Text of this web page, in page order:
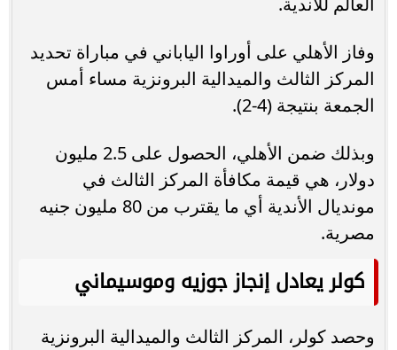
وفاز الأهلي على أوراوا الياباني في مباراة تحديد
المركز الثالث والميدالية البرونزية مساء أمس
الجمعة بنتيجة (4-2).
وبذلك ضمن الأهلي، الحصول على 2.5 مليون
دولار، هي قيمة مكافأة المركز الثالث في
مونديال الأندية أي ما يقترب من 80 مليون جنيه
مصرية.
كولر يعادل إنجاز جوزيه وموسيماني
وحصد كولر، المركز الثالث والميدالية البرونزية